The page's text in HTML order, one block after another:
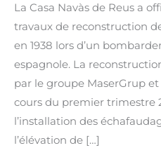
La Casa Navàs de Reus a
travaux de reconstruction
en 1938 lors d’un
espagnole. La
par le groupe MaserGrup
cours du premier trimestre
l’installation des
l’élévation de […]